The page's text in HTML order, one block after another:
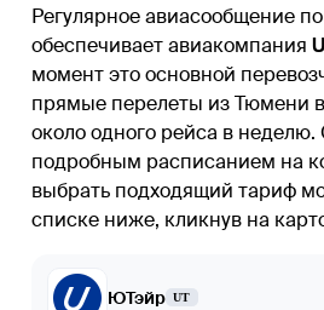
Регулярное авиасообщение
обеспечивает авиакомпания
момент это основной
прямые перелеты из Тюмени
около одного рейса в
подробным расписанием на
выбрать подходящий тариф
списке ниже, кликнув на
ЮТэйр UT